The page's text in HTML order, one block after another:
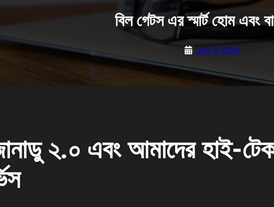
বিল গেটস এর স্মার্ট হোম এবং
July 3, 2025
২.০ এবং আমাদের হাই-